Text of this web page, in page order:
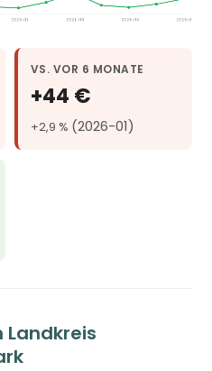
VS. VOR 6 MONATE
+44 €
+2,9 % (2026-01)